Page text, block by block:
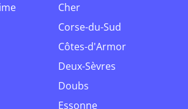
Cher
Corse-du-Sud
Côtes-d'Armor
Deux-Sèvres
Doubs
Essonne